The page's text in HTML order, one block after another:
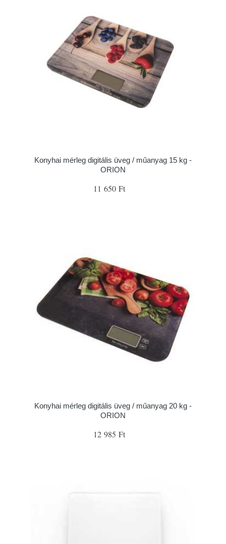
Konyhai mérleg digitális üveg / műanyag 15 kg -
ORION
11 650 Ft
Konyhai mérleg digitális üveg / műanyag 20 kg -
ORION
12 985 Ft